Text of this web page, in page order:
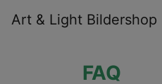
Art & Light Bildershop
FAQ